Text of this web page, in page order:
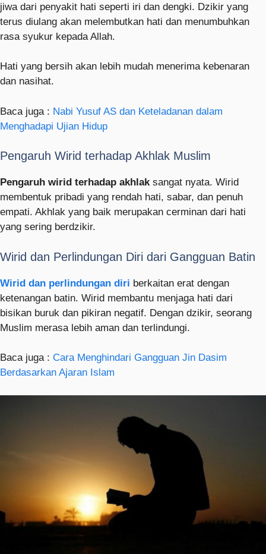
jiwa dari penyakit hati seperti iri dan dengki. Dzikir yang
terus diulang akan melembutkan hati dan menumbuhkan
rasa syukur kepada Allah.
Hati yang bersih akan lebih mudah menerima kebenaran
dan nasihat.
Baca juga : Nabi Yusuf AS dan Keteladanan dalam
Menghadapi Ujian Hidup
Pengaruh Wirid terhadap Akhlak Muslim
Pengaruh wirid terhadap akhlaksangat nyata. Wirid
membentuk pribadi yang rendah hati, sabar, dan penuh
empati. Akhlak yang baik merupakan cerminan dari hati
yang sering berdzikir.
Wirid dan Perlindungan Diri dari Gangguan Batin
Wirid dan perlindungan diri berkaitan erat dengan
ketenangan batin. Wirid membantu menjaga hati dari
bisikan buruk dan pikiran negatif. Dengan dzikir, seorang
Muslim merasa lebih aman dan terlindungi.
Baca juga : Cara Menghindari Gangguan Jin Dasim
Berdasarkan Ajaran Islam